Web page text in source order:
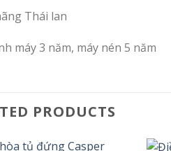
Thái lan
máy 3 năm, máy nén 5 năm
PRODUCTS